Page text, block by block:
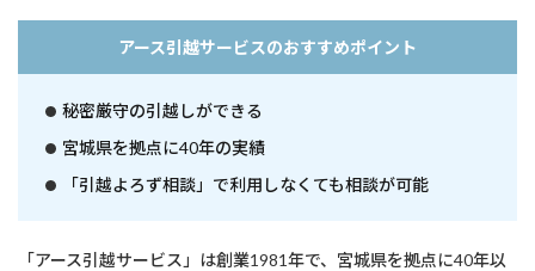
アース引越サービスのおすすめポイント
秘密厳守の引越しができる
宮城県を拠点に40年の実績
「引越よろず相談」で利用しなくても相談が可能
「アース引越サービス」は創業1981年で、宮城県を拠点に40年以